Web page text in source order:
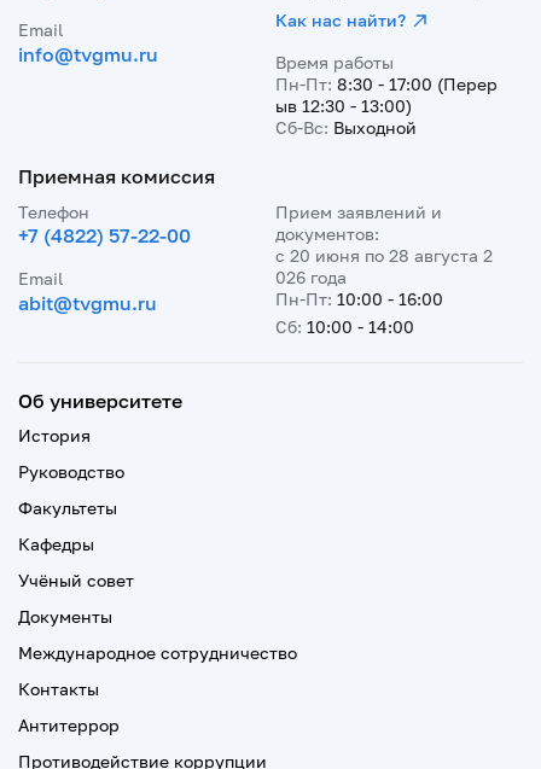
Email
info@tvgmu.ru
Как нас найти?
Время работы
Пн-Пт: 8:30 - 17:00 (Перер
ыв 12:30 - 13:00)
Сб-Вс: Выходной
Приемная комиссия
Телефон
+7 (4822) 57-22-00
Email
abit@tvgmu.ru
Прием заявлений и
документов:
с 20 июня по 28 августа 2
026 года
Пн-Пт: 10:00 - 16:00
Сб: 10:00 - 14:00
Об университете
История
Руководство
Факультеты
Кафедры
Учёный совет
Документы
Международное сотрудничество
Контакты
Антитеррор
Противодействие коррупции